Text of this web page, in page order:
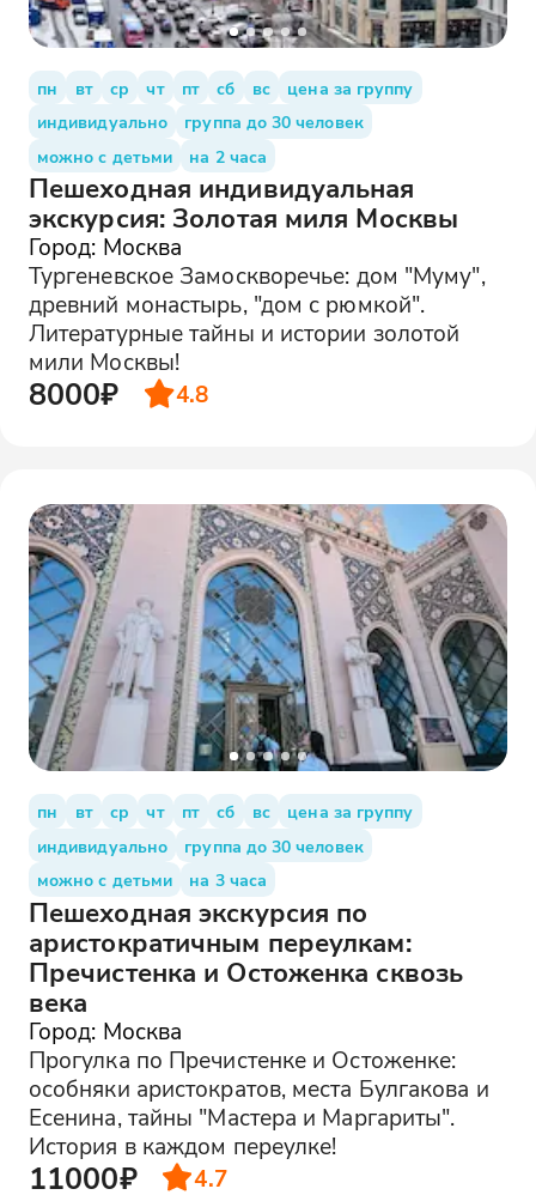
пн вт ср чт пт сб вс
цена за группу
индивидуально
группа до 30 человек
можно с детьми
на 2 часа
Пешеходная индивидуальная
экскурсия: Золотая миля Москвы
Город: Москва
Тургеневское Замоскворечье: дом "Муму",
древний монастырь, "дом с рюмкой".
Литературные тайны и истории золотой
мили Москвы!
8000₽ 4.8
пн вт ср чт пт сб вс
цена за группу
индивидуально
группа до 30 человек
можно с детьми
на 3 часа
Пешеходная экскурсия по
аристократичным переулкам:
Пречистенка и Остоженка сквозь
века
Город: Москва
Прогулка по Пречистенке и Остоженке:
особняки аристократов, места Булгакова и
Есенина, тайны "Мастера и Маргариты".
История в каждом переулке!
11000₽ 4.7